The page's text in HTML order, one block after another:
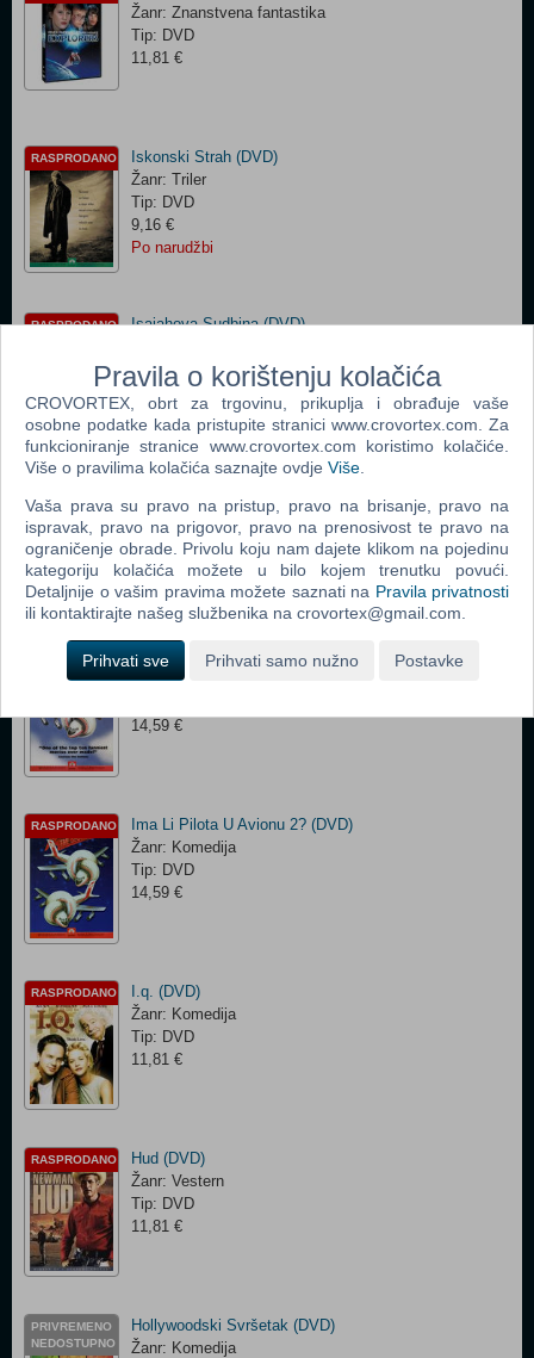
Žanr: Znanstvena fantastika
Tip: DVD
11,81 €
RASPRODANO
Iskonski Strah (DVD)
Žanr: Triler
Tip: DVD
9,16 €
Po narudžbi
RASPRODANO
Isaiahova Sudbina (DVD)
Tip: DVD
11,81 €
NEDOSTUPNO
Žanr: Akcijski, Avanturistički
Tip: DVD
31,72 €
RASPRODANO
Ima Li Pilota U Avionu? (Airplane DVD)
Žanr: Komedija
14,59 €
RASPRODANO
Ima Li Pilota U Avionu 2? (DVD)
Žanr: Komedija
Tip: DVD
14,59 €
RASPRODANO
I.q. (DVD)
Žanr: Komedija
Tip: DVD
11,81 €
RASPRODANO
Hud (DVD)
Žanr: Vestern
Tip: DVD
11,81 €
PRIVREMENO
NEDOSTUPNO
Hollywoodski Svršetak (DVD)
Žanr: Komedija
Pravila o korištenju kolačića
CROVORTEX, obrt za trgovinu, prikuplja i obrađuje vaše
osobne podatke kada pristupite stranici www.crovortex.com. Za
funkcioniranje stranice www.crovortex.com koristimo kolačiće.
Više o pravilima kolačića saznajte ovdje Više
Vaša prava su pravo na pristup, pravo na brisanje, pravo na
ispravak, pravo na prigovor, pravo na prenosivost te pravo na
ograničenje obrade. Privolu koju nam dajete klikom na pojedinu
kategoriju kolačića možete u bilo kojem trenutku povući.
Detaljnije o vašim pravima možete saznati na Pravila privatnosti
ili kontaktirajte našeg službenika na crovortex@gmail.com.
Prihvati sve Prihvati samo nužno Postavke